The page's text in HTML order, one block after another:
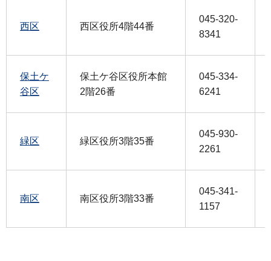
西区 西区役所4階44番
045-320-
8341
保土ケ
谷区
保土ケ谷区役所本館
2階26番
045-334-
6241
緑区 緑区役所3階35番
045-930-
2261
南区 南区役所3階33番
045-341-
1157